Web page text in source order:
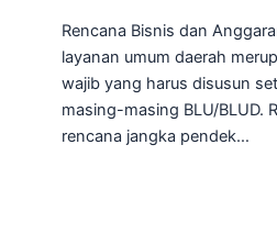
Rencana Bisnis dan
layanan umum daerah
wajib yang harus disusun
masing-masing BLU/BLUD.
rencana jangka pendek…